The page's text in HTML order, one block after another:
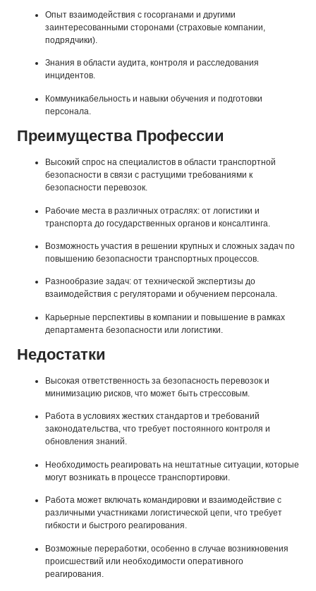
Опыт взаимодействия с госорганами и другими
заинтересованными сторонами (страховые компании,
подрядчики).
Знания в области аудита, контроля и расследования
инцидентов.
Коммуникабельность и навыки обучения и подготовки
персонала.
Преимущества Профессии
Высокий спрос на специалистов в области транспортной
безопасности в связи с растущими требованиями к
безопасности перевозок.
Рабочие места в различных отраслях: от логистики и
транспорта до государственных органов и консалтинга.
Возможность участия в решении крупных и сложных задач по
повышению безопасности транспортных процессов.
Разнообразие задач: от технической экспертизы до
взаимодействия с регуляторами и обучением персонала.
Карьерные перспективы в компании и повышение в рамках
департамента безопасности или логистики.
Недостатки
Высокая ответственность за безопасность перевозок и
минимизацию рисков, что может быть стрессовым.
Работа в условиях жестких стандартов и требований
законодательства, что требует постоянного контроля и
обновления знаний.
Необходимость реагировать на нештатные ситуации, которые
могут возникать в процессе транспортировки.
Работа может включать командировки и взаимодействие с
различными участниками логистической цепи, что требует
гибкости и быстрого реагирования.
Возможные переработки, особенно в случае возникновения
происшествий или необходимости оперативного
реагирования.